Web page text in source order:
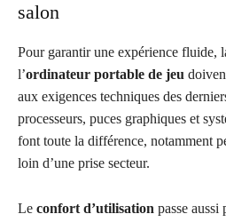
salon
Pour garantir une expérience fluide,
l’ordinateur portable de jeu
aux exigences techniques des
processeurs, puces graphiques et
font toute la différence, notamment
loin d’une prise secteur.
Le confort d’utilisation passe aussi